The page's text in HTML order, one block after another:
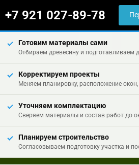
+7 921 027-89-78
Готовим материалы сами
Отбираем древесину и подготавливаем
Корректируем проекты
Меняем планировку, расположение окон,
Уточняем комплектацию
Сверяем материалы и состав работ до
Планируем строительство
Согласовываем подготовку участка и